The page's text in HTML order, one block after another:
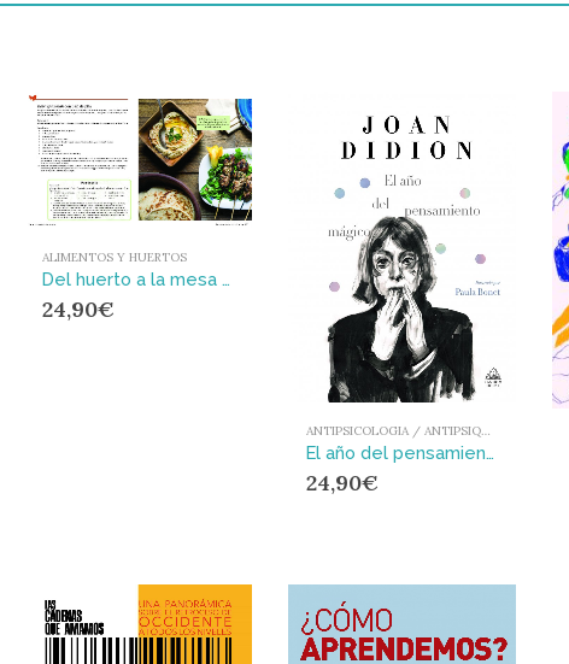
ALIMENTOS Y HUERTOS
Del huerto a la mesa : Una guía para cultivar, cosechar, conservar y cocinar tus alimentos
24,90€
ANTIPSICOLOGIA / ANTIPSIQUIATRIA
El año del pensamiento mágico (edición ilustrada)
24,90€